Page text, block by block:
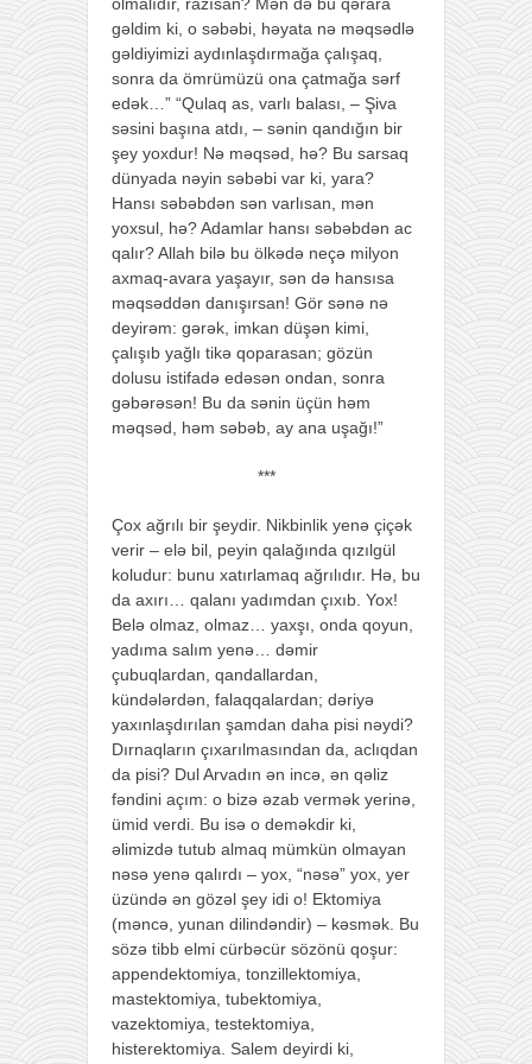
gəldim ki, o səbəbi, həyata nə məqsədlə
gəldiyimizi aydınlaşdırmağa çalışaq,
sonra da ömrümüzü ona çatmağa sərf
edək…” “Qulaq as, varlı balası, – Şiva
səsini başına atdı, – sənin qandığın bir
şey yoxdur! Nə məqsəd, hə? Bu sarsaq
dünyada nəyin səbəbi var ki, yara?
Hansı səbəbdən sən varlısan, mən
yoxsul, hə? Adamlar hansı səbəbdən ac
qalır? Allah bilə bu ölkədə neçə milyon
axmaq-avara yaşayır, sən də hansısa
məqsəddən danışırsan! Gör sənə nə
deyirəm: gərək, imkan düşən kimi,
çalışıb yağlı tikə qoparasan; gözün
dolusu istifadə edəsən ondan, sonra
gəbərəsən! Bu da sənin üçün həm
məqsəd, həm səbəb, ay ana uşağı!”
***
Çox ağrılı bir şeydir. Nikbinlik yenə çiçək
verir – elə bil, peyin qalağında qızılgül
koludur: bunu xatırlamaq ağrılıdır. Hə, bu
da axırı… qalanı yadımdan çıxıb. Yox!
Belə olmaz, olmaz… yaxşı, onda qoyun,
yadıma salım yenə… dəmir
çubuqlardan, qandallardan,
kündələrdən, falaqqalardan; dəriyə
yaxınlaşdırılan şamdan daha pisi nəydi?
Dırnaqların çıxarılmasından da, aclıqdan
da pisi? Dul Arvadın ən incə, ən qəliz
fəndini açım: o bizə əzab vermək yerinə,
ümid verdi. Bu isə o deməkdir ki,
əlimizdə tutub almaq mümkün olmayan
nəsə yenə qalırdı – yox, “nəsə” yox, yer
üzündə ən gözəl şey idi o! Ektomiya
(məncə, yunan dilindəndir) – kəsmək. Bu
sözə tibb elmi cürbəcür sözönü qoşur:
appendektomiya, tonzillektomiya,
mastektomiya, tubektomiya,
vazektomiya, testektomiya,
histerektomiya. Salem deyirdi ki,